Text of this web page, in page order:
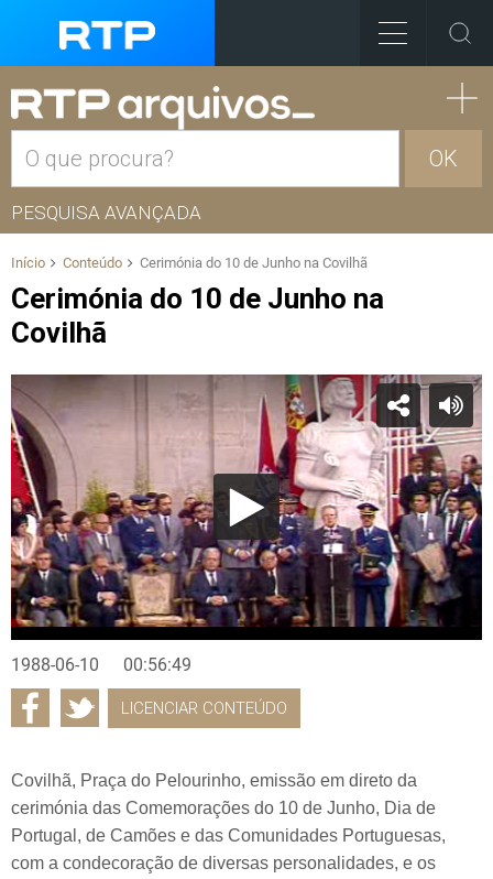
OK
PESQUISA AVANÇADA
Início Conteúdo Cerimónia do 10 de Junho na Covilhã
Cerimónia do 10 de Junho na
Covilhã
1988-06-10 00:56:49
LICENCIAR CONTEÚDO
Covilhã, Praça do Pelourinho, emissão em direto da
cerimónia das Comemorações do 10 de Junho, Dia de
Portugal, de Camões e das Comunidades Portuguesas,
com a condecoração de diversas personalidades, e os